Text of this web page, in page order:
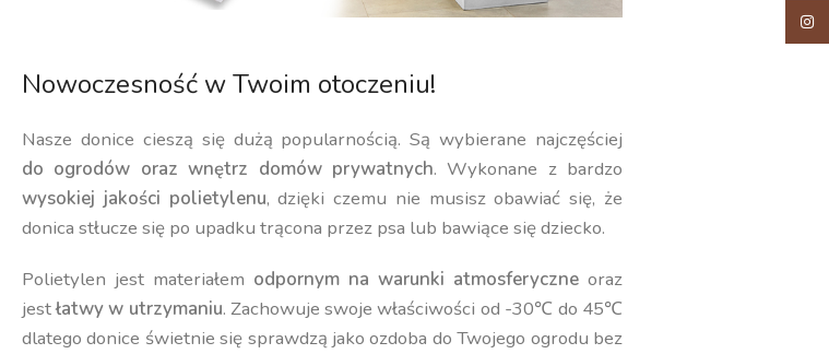
Nowoczesność w Twoim otoczeniu!
Nasze donice cieszą się dużą popularnością. Są wybierane najczęściej
do ogrodów oraz wnętrz domów prywatnych. Wykonane z bardzo
wysokiej jakości polietylenu, dzięki czemu nie musisz obawiać się, że
donica stłucze się po upadku trącona przez psa lub bawiące się dziecko.
Polietylen jest materiałem odpornym na warunki atmosferyczne oraz
jestłatwy w utrzymaniu. Zachowuje swoje właściwości od -30℃ do 45℃
dlatego donice świetnie się sprawdzą jako ozdoba do Twojego ogrodu bez